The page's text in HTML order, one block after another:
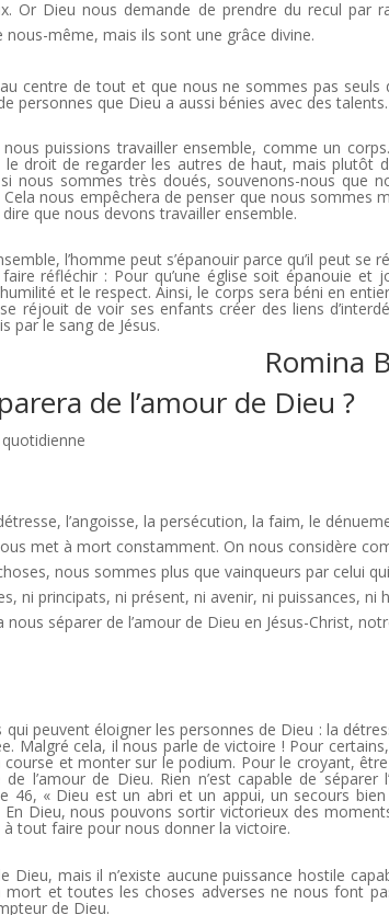
Or Dieu nous demande de prendre du recul par
même, mais ils sont une grâce divine.
centre de tout et que nous ne sommes pas seuls
personnes que Dieu a aussi bénies avec des talents.
puissions travailler ensemble, comme un
droit de regarder les autres de haut, mais plutôt
nous sommes très doués, souvenons-nous que
nous empêchera de penser que nous sommes
que nous devons travailler ensemble.
l’homme peut s’épanouir parce qu’il peut se
réfléchir : Pour qu’une église soit épanouie et
et le respect. Ainsi, le corps sera béni en
réjouit de voir ses enfants créer des liens
par le sang de Jésus.
Romina
de l’amour de Dieu ?
l’angoisse, la persécution, la faim, le
met à mort constamment. On nous considère
nous sommes plus que vainqueurs par celui
ni principats, ni présent, ni avenir, ni puissances, ni
séparer de l’amour de Dieu en Jésus-Christ,
peuvent éloigner les personnes de Dieu : la
Malgré cela, il nous parle de victoire ! Pour
course et monter sur le podium. Pour le croyant,
l’amour de Dieu. Rien n’est capable de séparer
46, « Dieu est un abri et un appui, un secours
En Dieu, nous pouvons sortir victorieux des
à tout faire pour nous donner la victoire.
Dieu, mais il n’existe aucune puissance hostile
mort et toutes les choses adverses ne nous font
de Dieu.